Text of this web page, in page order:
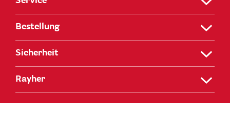
Bestellung
Sicherheit
Rayher